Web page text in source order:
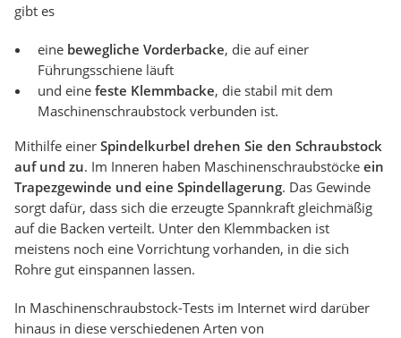
gibt es
eine bewegliche Vorderbacke, die auf einer
Führungsschiene läuft
und eine feste Klemmbacke, die stabil mit dem
Maschinenschraubstock verbunden ist.
Mithilfe einer Spindelkurbel drehen Sie den Schraubstock
auf und zu. Im Inneren haben Maschinenschraubstöcke ein
Trapezgewinde und eine Spindellagerung. Das Gewinde
sorgt dafür, dass sich die erzeugte Spannkraft gleichmäßig
auf die Backen verteilt. Unter den Klemmbacken ist
meistens noch eine Vorrichtung vorhanden, in die sich
Rohre gut einspannen lassen.
In Maschinenschraubstock-Tests im Internet wird darüber
hinaus in diese verschiedenen Arten von